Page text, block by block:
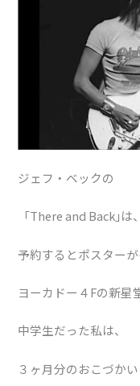
ジェフ・ベックの
「There and Back｣は、
予約するとポスターが
ヨーカドー４Fの新星
中学生だった私は、
３ヶ月分のおこづかい